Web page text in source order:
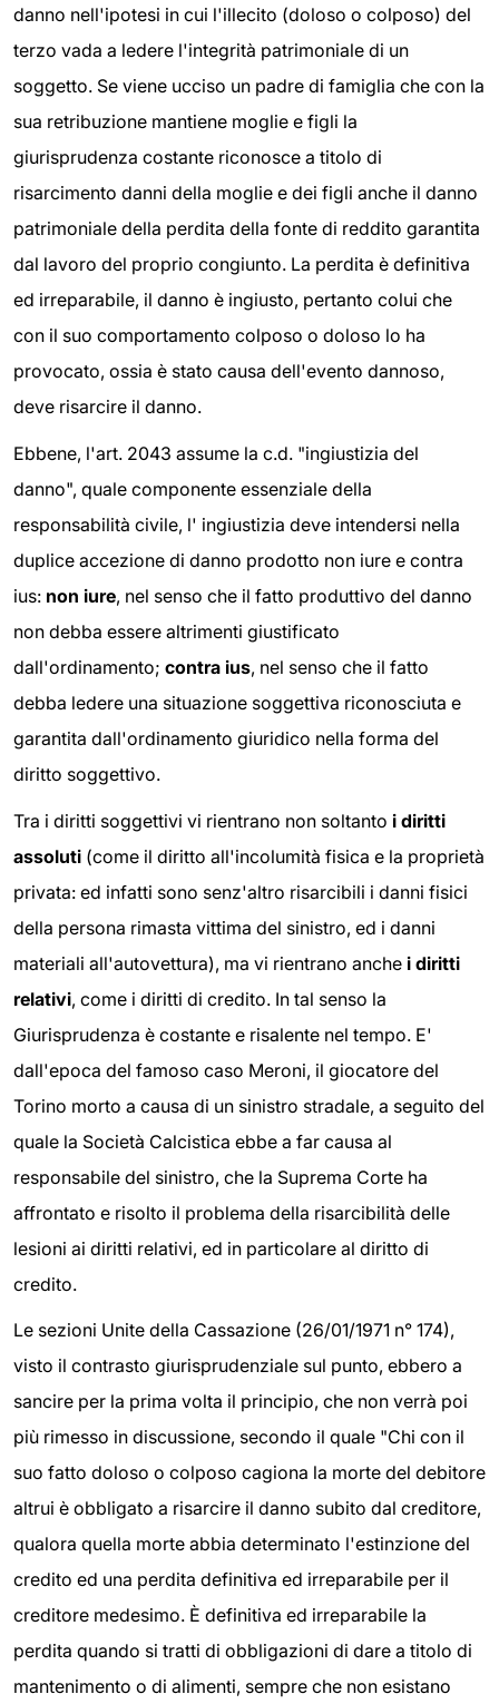
danno nell'ipotesi in cui l'illecito (doloso o colposo) del
terzo vada a ledere l'integrità patrimoniale di un
soggetto. Se viene ucciso un padre di famiglia che con la
sua retribuzione mantiene moglie e figli la
giurisprudenza costante riconosce a titolo di
risarcimento danni della moglie e dei figli anche il danno
patrimoniale della perdita della fonte di reddito garantita
dal lavoro del proprio congiunto. La perdita è definitiva
ed irreparabile, il danno è ingiusto, pertanto colui che
con il suo comportamento colposo o doloso lo ha
provocato, ossia è stato causa dell'evento dannoso,
deve risarcire il danno.
Ebbene, l'art. 2043 assume la c.d. "ingiustizia del
danno", quale componente essenziale della
responsabilità civile, l' ingiustizia deve intendersi nella
duplice accezione di danno prodotto non iure e contra
ius: non iure, nel senso che il fatto produttivo del danno
non debba essere altrimenti giustificato
dall'ordinamento; contra ius, nel senso che il fatto
debba ledere una situazione soggettiva riconosciuta e
garantita dall'ordinamento giuridico nella forma del
diritto soggettivo.
Tra i diritti soggettivi vi rientrano non soltanto i diritti
assoluti (come il diritto all'incolumità fisica e la proprietà
privata: ed infatti sono senz'altro risarcibili i danni fisici
della persona rimasta vittima del sinistro, ed i danni
materiali all'autovettura), ma vi rientrano anche i diritti
relativi, come i diritti di credito. In tal senso la
Giurisprudenza è costante e risalente nel tempo. E'
dall'epoca del famoso caso Meroni, il giocatore del
Torino morto a causa di un sinistro stradale, a seguito del
quale la Società Calcistica ebbe a far causa al
responsabile del sinistro, che la Suprema Corte ha
affrontato e risolto il problema della risarcibilità delle
lesioni ai diritti relativi, ed in particolare al diritto di
credito.
Le sezioni Unite della Cassazione (26/01/1971 n° 174),
visto il contrasto giurisprudenziale sul punto, ebbero a
sancire per la prima volta il principio, che non verrà poi
più rimesso in discussione, secondo il quale "Chi con il
suo fatto doloso o colposo cagiona la morte del debitore
altrui è obbligato a risarcire il danno subito dal creditore,
qualora quella morte abbia determinato l'estinzione del
credito ed una perdita definitiva ed irreparabile per il
creditore medesimo. È definitiva ed irreparabile la
perdita quando si tratti di obbligazioni di dare a titolo di
mantenimento o di alimenti, sempre che non esistano